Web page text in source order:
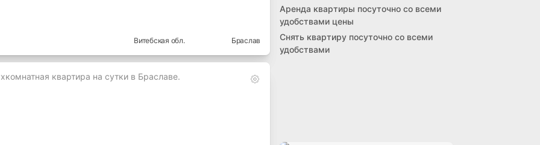
Витебская обл. Браслав
квартира на сутки в Браславе.
Аренда квартиры посуточно со всеми
удобствами цены
Снять квартиру посуточно со всеми
удобствами